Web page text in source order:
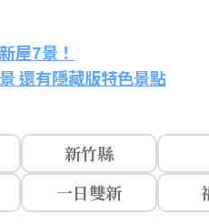
屋7景！
還有隱藏版特色景點
新竹縣
一日雙新